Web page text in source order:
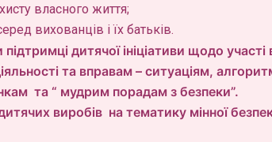
власного життя;
вихованців і їх батьків.
дитячої ініціативи щодо
та вправам – ситуаціям,
та “ мудрим порадам з безпеки”.
виробів на тематику мінної